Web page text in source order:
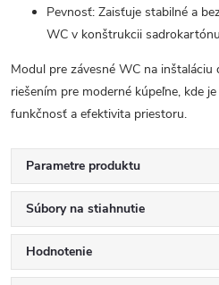
Pevnosť: Zaisťuje stabilné a
WC v konštrukcii
Modul pre závesné WC na
riešením pre moderné kúpeľne, kde
funkčnosť a efektivita priestoru.
Parametre produktu
Súbory na stiahnutie
Hodnotenie